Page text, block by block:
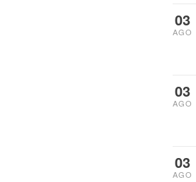
03
AGO
03
AGO
03
AGO